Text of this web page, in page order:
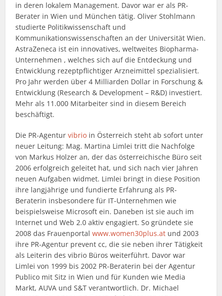
in deren lokalem Management. Davor war er als PR-
Berater in Wien und München tätig. Oliver Stohlmann
studierte Politikwissenschaft und
Kommunikationswissenschaften an der Universität Wien.
AstraZeneca ist ein innovatives, weltweites Biopharma-
Unternehmen , welches sich auf die Entdeckung und
Entwicklung rezeptpflichtiger Arzneimittel spezialisiert.
Pro Jahr werden über 4 Milliarden Dollar in Forschung &
Entwicklung (Research & Development – R&D) investiert.
Mehr als 11.000 Mitarbeiter sind in diesem Bereich
beschäftigt.
Die PR-Agenturvibrio in Österreich steht ab sofort unter
neuer Leitung: Mag. Martina Limlei tritt die Nachfolge
von Markus Holzer an, der das österreichische Büro seit
2006 erfolgreich geleitet hat, und sich nach vier Jahren
neuen Aufgaben widmet. Limlei bringt in diese Position
ihre langjährige und fundierte Erfahrung als PR-
Beraterin insbesondere für IT-Unternehmen wie
beispielsweise Microsoft ein. Daneben ist sie auch im
Internet und Web 2.0 aktiv engagiert. So gründete sie
2008 das Frauenportalwww.women30plus.at und 2003
ihre PR-Agentur prevent cc, die sie neben ihrer Tätigkeit
als Leiterin des vibrio Büros weiterführt. Davor war
Limlei von 1999 bis 2002 PR-Beraterin bei der Agentur
Publico mit Sitz in Wien und für Kunden wie Media
Markt, AUVA und S&T verantwortlich. Dr. Michael